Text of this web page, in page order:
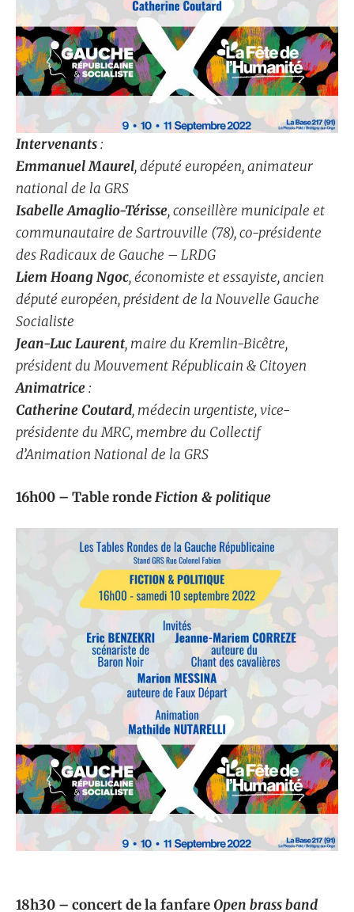
Intervenants:
Emmanuel Maurel, député européen, animateur
national de la GRS
Isabelle Amaglio-Térisse, conseillère municipale et
communautaire de Sartrouville (78), co-présidente
des Radicaux de Gauche – LRDG
Liem Hoang Ngoc, économiste et essayiste, ancien
député européen, président de la Nouvelle Gauche
Socialiste
Jean-Luc Laurent, maire du Kremlin-Bicêtre,
président du Mouvement Républicain & Citoyen
Animatrice:
Catherine Coutard, médecin urgentiste, vice-
présidente du MRC, membre du Collectif
d’Animation National de la GRS
16h00 – Table rondeFiction & politique
18h30 – concert de la fanfare Open brass band